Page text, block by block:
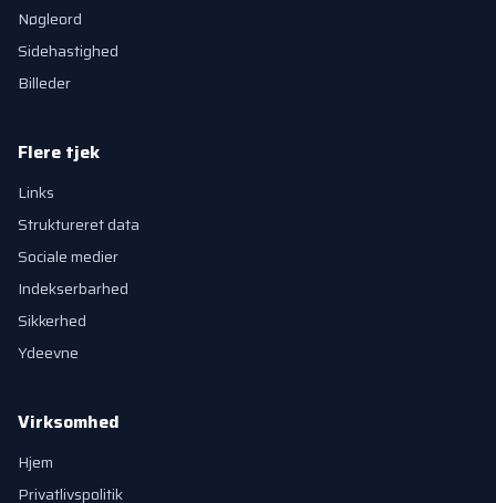
Nøgleord
Sidehastighed
Billeder
Flere tjek
Links
Struktureret data
Sociale medier
Indekserbarhed
Sikkerhed
Ydeevne
Virksomhed
Hjem
Privatlivspolitik